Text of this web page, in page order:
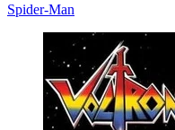
Spider-Man